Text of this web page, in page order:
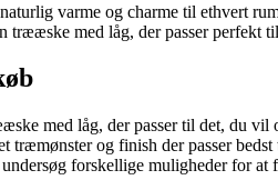
varme og charme til ethvert
trææske med låg, der passer perfekt
med låg, der passer til det, du vil
træmønster og finish der passer
forskellige muligheder for at